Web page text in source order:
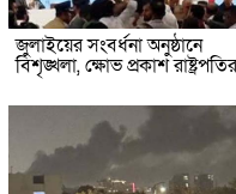
জুলাইয়ের সংবর্ধনা অনুষ্ঠানে
বিশৃঙ্খলা, ক্ষোভ প্রকাশ রাষ্ট্রপতির